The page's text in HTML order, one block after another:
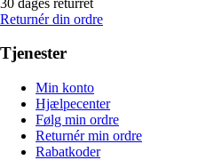
Returnér din ordre
Tjenester
Min konto
Hjælpecenter
Følg min ordre
Returnér min ordre
Rabatkoder